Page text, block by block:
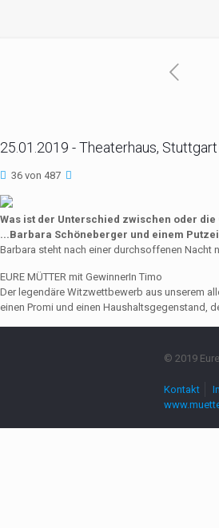
25.01.2019 - Theaterhaus, Stuttgart
36 von 487
Was ist der Unterschied zwischen oder
...Barbara Schöneberger und einem
Barbara steht nach einer durchsoffenen Nacht
EURE MÜTTER mit GewinnerIn Timo
Der legendäre Witzwettbewerb aus unserem
einen Promi und einen Haushaltsgegenstand,
© 2019
Kontakt